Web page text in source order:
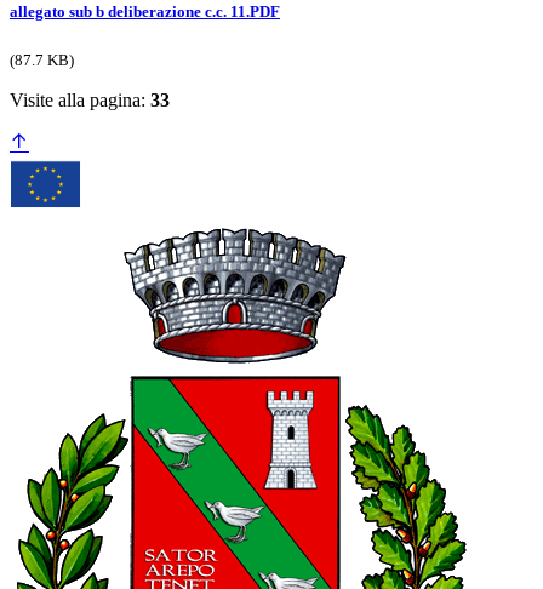
allegato sub b deliberazione c.c. 11.PDF
(87.7 KB)
Visite alla pagina: 33